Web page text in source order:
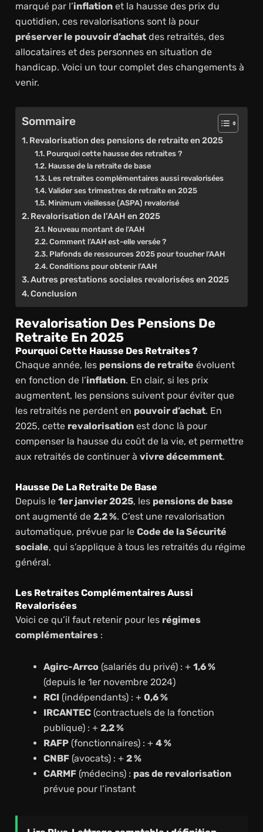
marqué par l’inflationet la hausse des prix du
quotidien, ces revalorisations sont là pour
préserver le pouvoir d’achatdes retraités, des
allocataires et des personnes en situation de
handicap. Voici un tour complet des changements à
venir.
Sommaire
Revalorisation des pensions de retraite en 2025
Pourquoi cette hausse des retraites ?
Hausse de la retraite de base
Les retraites complémentaires aussi revalorisées
Valider ses trimestres de retraite en 2025
Minimum vieillesse (ASPA) revalorisé
Revalorisation de l’AAH en 2025
Nouveau montant de l’AAH
Comment l’AAH est-elle versée ?
Plafonds de ressources 2025 pour toucher l’AAH
Conditions pour obtenir l’AAH
Autres prestations sociales revalorisées en 2025
Conclusion
Revalorisation Des Pensions De
Retraite En 2025
Pourquoi Cette Hausse Des Retraites ?
Chaque année, les pensions de retraite évoluent
en fonction de l’inflation. En clair, si les prix
augmentent, les pensions suivent pour éviter que
les retraités ne perdent en pouvoir d’achat. En
2025, cette revalorisationest donc là pour
compenser la hausse du coût de la vie, et permettre
aux retraités de continuer à vivre décemment.
Hausse De La Retraite De Base
Depuis le 1er janvier 2025, les pensions de base
ont augmenté de 2,2 %. C’est une revalorisation
automatique, prévue par le Code de la Sécurité
sociale, qui s’applique à tous les retraités du régime
général.
Les Retraites Complémentaires Aussi
Revalorisées
Voici ce qu’il faut retenir pour les régimes
complémentaires:
Agirc-Arrco(salariés du privé) : + 1,6 %
(depuis le 1er novembre 2024)
RCI (indépendants) : + 0,6 %
IRCANTEC(contractuels de la fonction
publique) : + 2,2 %
RAFP(fonctionnaires) : + 4 %
CNBF(avocats) : + 2 %
CARMF(médecins) : pas de revalorisation
prévue pour l’instant